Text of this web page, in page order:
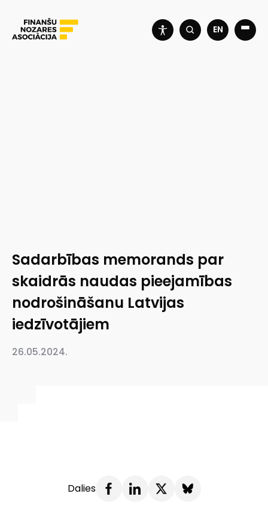
EN
Sadarbības memorands par
skaidrās naudas pieejamības
nodrošināšanu Latvijas
iedzīvotājiem
26.05.2024.
Dalies